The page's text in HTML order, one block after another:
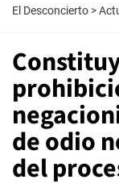
El Desconcierto >
de odio
del